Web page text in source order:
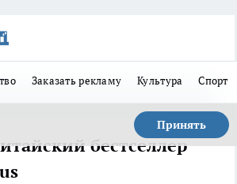
Заказать рекламу Культура Спорт
Принять
бестселлер